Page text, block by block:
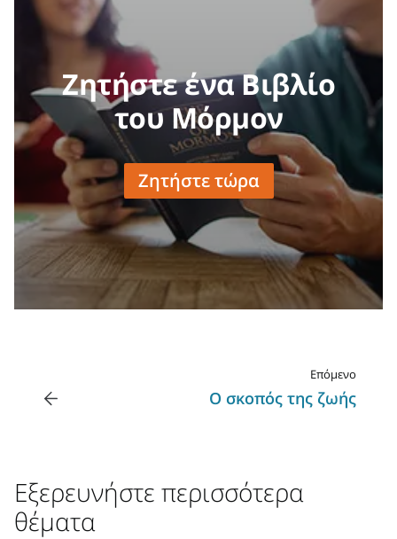
Ζητήστε ένα Βιβλίο
του Μόρμον
Ζητήστε τώρα
Επόμενο
Ο σκοπός της ζωής
Εξερευνήστε περισσότερα
θέματα